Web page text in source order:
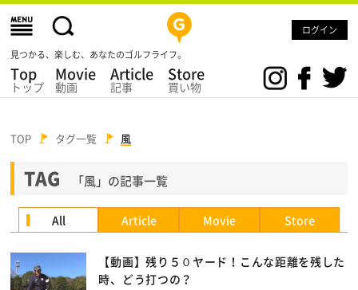
ログイン
見つかる、楽しむ、あなたのゴルフライフ。
Top
トップ
Movie
動画
Article
記事
Store
買い物
TOP タグ一覧 風
TAG 「風」の記事一覧
All Article Movie Store
【動画】残り５０ヤード！こんな距離を残した
時、どう打つの？